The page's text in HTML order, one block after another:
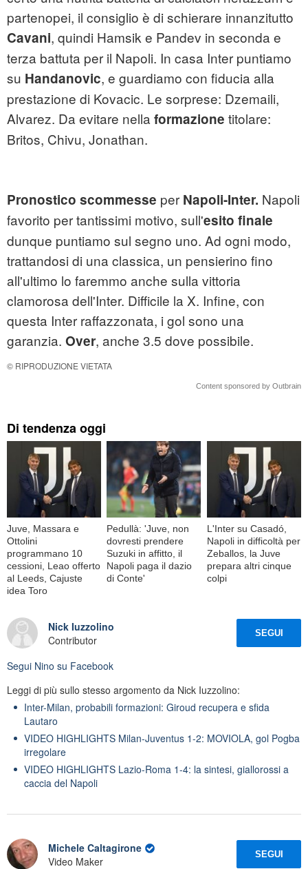
partenopei, il consiglio è di schierare innanzitutto
Cavani, quindi Hamsik e Pandev in seconda e
terza battuta per il Napoli. In casa Inter puntiamo
su Handanovic, e guardiamo con fiducia alla
prestazione di Kovacic. Le sorprese: Dzemaili,
Alvarez. Da evitare nella formazione titolare:
Britos, Chivu, Jonathan.
Pronostico scommesse per Napoli-Inter. Napoli
favorito per tantissimi motivo, sull'esito finale
dunque puntiamo sul segno uno. Ad ogni modo,
trattandosi di una classica, un pensierino fino
all'ultimo lo faremmo anche sulla vittoria
clamorosa dell'Inter. Difficile la X. Infine, con
questa Inter raffazzonata, i gol sono una
garanzia. Over, anche 3.5 dove possibile.
© RIPRODUZIONE VIETATA
Content sponsored by Outbrain
Di tendenza oggi
Juve, Massara e
Ottolini
programmano 10
cessioni, Leao offerto
al Leeds, Cajuste
idea Toro
Pedullà: 'Juve, non
dovresti prendere
Suzuki in affitto, il
Napoli paga il dazio
di Conte'
L'Inter su Casadó,
Napoli in difficoltà per
Zeballos, la Juve
prepara altri cinque
colpi
Nick Iuzzolino
Contributor
SEGUI
Segui Nino su Facebook
Leggi di più sullo stesso argomento da Nick Iuzzolino:
Inter-Milan, probabili formazioni: Giroud recupera e sfida
Lautaro
VIDEO HIGHLIGHTS Milan-Juventus 1-2: MOVIOLA, gol Pogba
irregolare
VIDEO HIGHLIGHTS Lazio-Roma 1-4: la sintesi, giallorossi a
caccia del Napoli
Michele Caltagirone
Video Maker
SEGUI